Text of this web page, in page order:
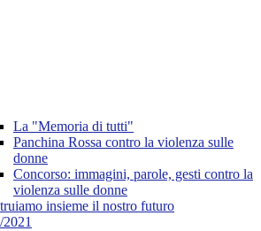
La "Memoria di tutti"
Panchina Rossa contro la violenza sulle
donne
Concorso: immagini, parole, gesti contro la
violenza sulle donne
insieme il nostro futuro